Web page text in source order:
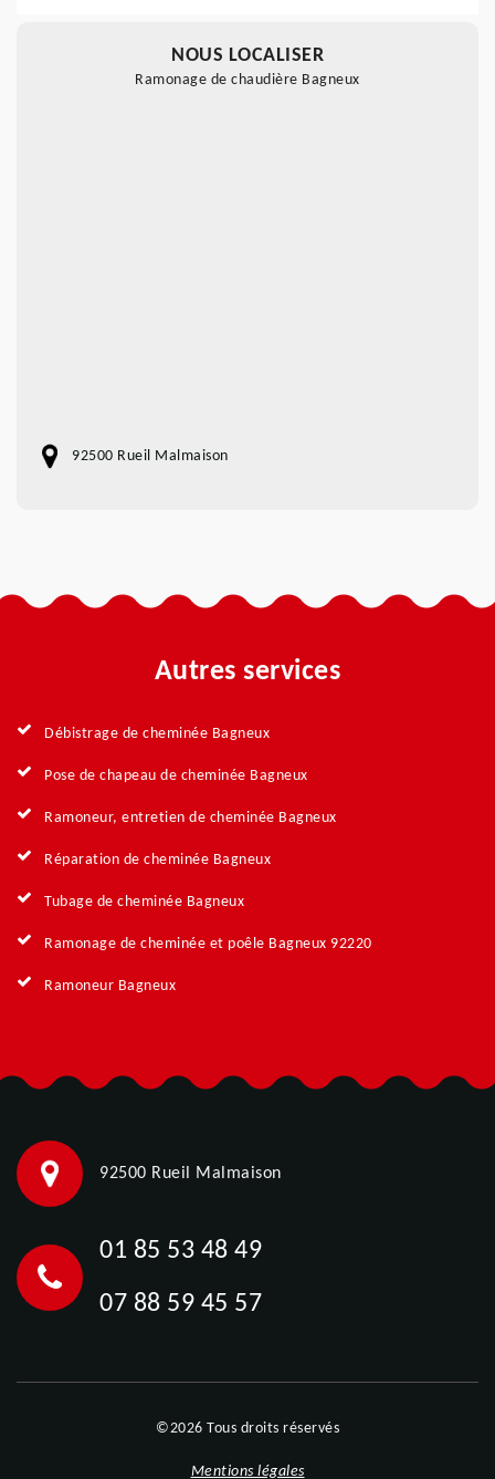
NOUS LOCALISER
Ramonage de chaudière Bagneux
92500 Rueil Malmaison
Autres services
Débistrage de cheminée Bagneux
Pose de chapeau de cheminée Bagneux
Ramoneur, entretien de cheminée Bagneux
Réparation de cheminée Bagneux
Tubage de cheminée Bagneux
Ramonage de cheminée et poêle Bagneux 92220
Ramoneur Bagneux
92500 Rueil Malmaison
01 85 53 48 49
07 88 59 45 57
©2026 Tous droits réservés
Mentions légales